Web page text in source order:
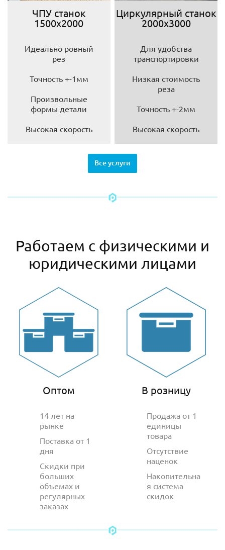
ЧПУ станок
1500х2000
Идеально ровный
рез
Точность +-1мм
Произвольные
формы детали
Высокая скорость
Циркулярный станок
2000х3000
Для удобства
транспортировки
Низкая стоимость
реза
Точность +-2мм
Высокая скорость
Все услуги
Работаем с физическими и
юридическими лицами
Оптом
14 лет на
рынке
Поставка от 1
дня
Скидки при
больших
объемах и
регулярных
заказах
В розницу
Продажа от 1
единицы
товара
Отсутствие
наценок
Накопительна
я система
скидок